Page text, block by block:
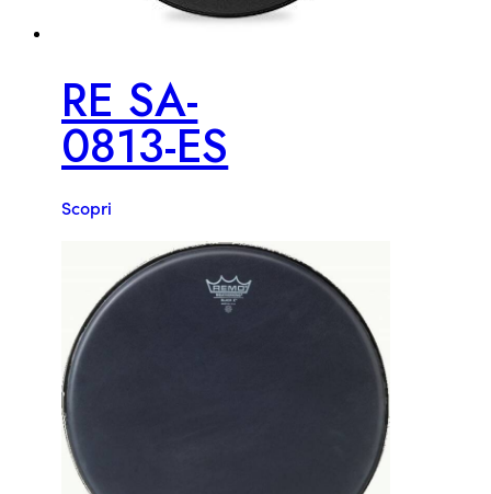
RE SA-
0813-ES
Scopri